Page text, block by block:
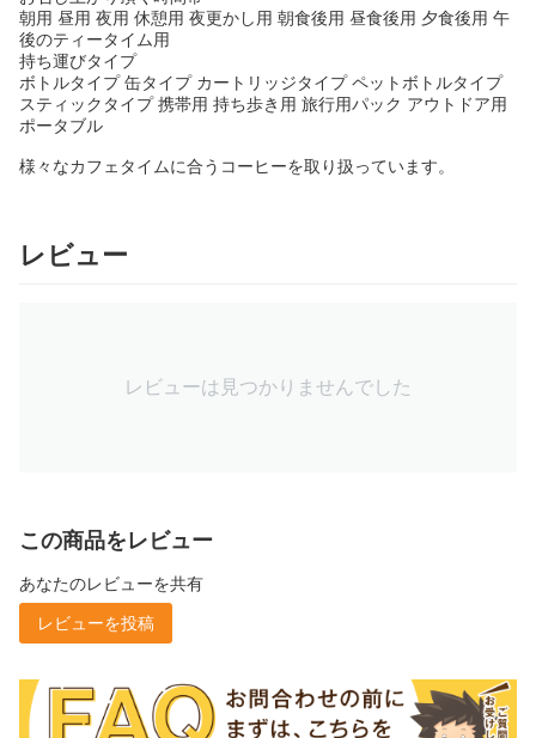
朝用 昼用 夜用 休憩用 夜更かし用 朝食後用 昼食後用 夕食後用 午
後のティータイム用
持ち運びタイプ
ボトルタイプ 缶タイプ カートリッジタイプ ペットボトルタイプ
スティックタイプ 携帯用 持ち歩き用 旅行用パック アウトドア用
ポータブル
様々なカフェタイムに合うコーヒーを取り扱っています。
レビュー
レビューは見つかりませんでした
この商品をレビュー
あなたのレビューを共有
レビューを投稿